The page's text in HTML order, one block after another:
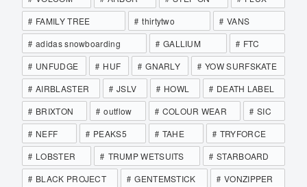
FAMILY TREE
thirtytwo
VANS
adidas snowboarding
GALLIUM
FTC
UNFUDGE
HUF GNARLY
YOW SURFSKATE
AIRBLASTER
JSLV HOWL
DEATH LABEL
BRIXTON
outflow COLOUR WEAR
SIC
NEFF
PEAKS5 TAHE
TRYFORCE
LOBSTER
TRUMP WETSUITS
STARBOARD
BLACK PROJECT
GENTEMSTICK
VONZIPPER